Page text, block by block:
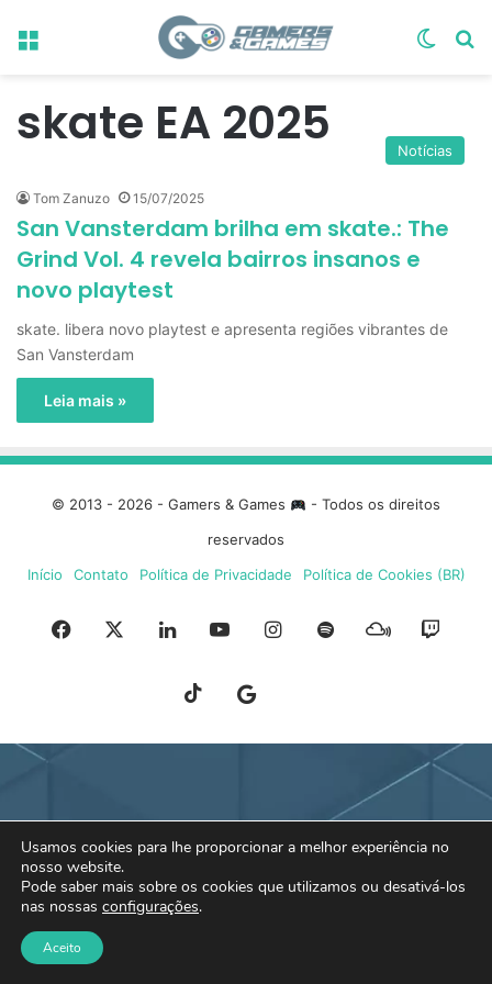
Menu
skate EA 2025 Notícias
Tom Zanuzo 15/07/2025
San Vansterdam brilha em skate.: The
Grind Vol. 4 revela bairros insanos e
novo playtest
skate. libera novo playtest e apresenta regiões vibrantes de
San Vansterdam
Leia mais »
© 2013 - 2026 - Gamers & Games
- Todos os direitos
reservados
Início
Contato Política de Privacidade Política de Cookies (BR)
Facebook LinkedinYouTubeInstagram
SpotifyMixcloud
TikTokGoogle
NewsSky
Usamos cookies para lhe proporcionar a melhor experiência no
nosso website.
Pode saber mais sobre os cookies que utilizamos ou desativá-los
nas nossas configurações.
Aceito